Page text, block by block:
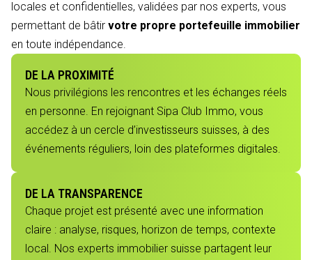
locales et confidentielles, validées par nos experts, vous
permettant de bâtir votre propre portefeuille immobilier
en toute indépendance.
DE LA PROXIMITÉ
Nous privilégions les rencontres et les échanges réels
en personne. En rejoignant Sipa Club Immo, vous
accédez à un cercle d’investisseurs suisses, à des
événements réguliers, loin des plateformes digitales.
DE LA TRANSPARENCE
Chaque projet est présenté avec une information
claire : analyse, risques, horizon de temps, contexte
local. Nos experts immobilier suisse partagent leur